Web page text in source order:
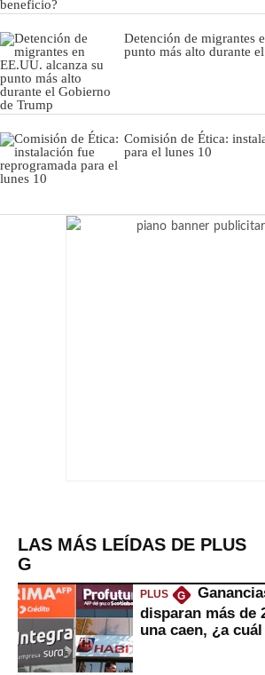
Detención de migrantes
punto más alto durante
Comisión de Ética:
para el lunes 10
LAS MÁS LEÍDAS DE PLUS
G
PLUS G
disparan más de
una caen, ¿a